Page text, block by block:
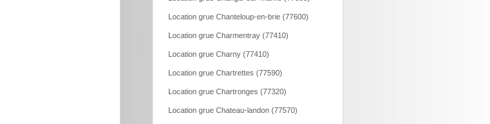
Location grue Chanteloup-en-brie (77600)
Location grue Charmentray (77410)
Location grue Charny (77410)
Location grue Chartrettes (77590)
Location grue Chartronges (77320)
Location grue Chateau-landon (77570)